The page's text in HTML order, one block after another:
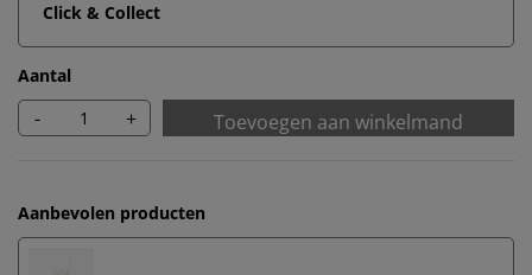
Click & Collect
Aantal
- + Toevoegen aan winkelmand
Aanbevolen producten